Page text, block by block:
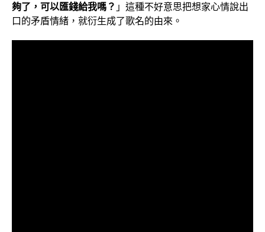
夠了，可以匯錢給我嗎？ 」這種不好意思把想家心情說出
口的矛盾情緒，就衍生成了歌名的由來。